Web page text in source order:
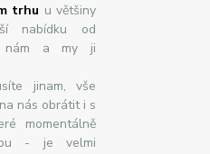
trhu u většiny
nabídku od
nám a my ji
jinam, vše
nás obrátit i s
momentálně
- je velmi